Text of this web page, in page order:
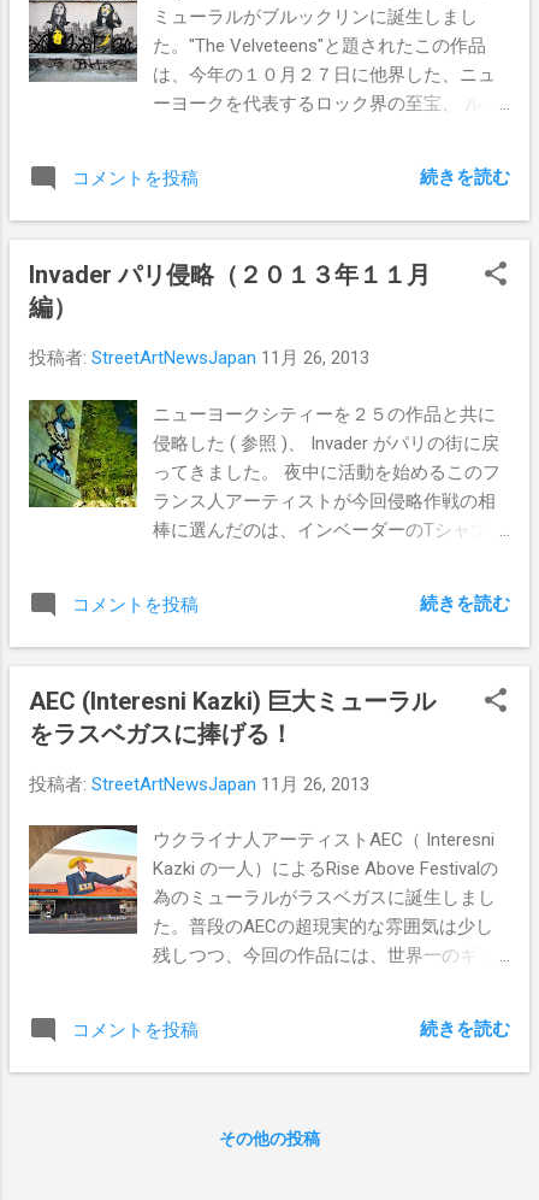
ミューラルがブルックリンに誕生しまし
た。"The Velveteens"と題されたこの作品
は、今年の１０月２７日に他界した、ニュ
ーヨークを代表するロック界の至宝、 ル
ます。
コメントを投稿 続きを読む
Invader パリ侵略（２０１３年１１月
編）
投稿者: StreetArtNewsJapan 11月 26, 2013
ニューヨークシティーを２５の作品と共に
侵略した ( 参照 )、 Invader がパリの街に戻
ってきました。 夜中に活動を始めるこのフ
ランス人アーティストが今回侵略作戦の相
棒に選んだのは、インベーダーのTシャツを
コメントを投稿 続きを読む
AEC (Interesni Kazki) 巨大ミューラル
をラスベガスに捧げる！
投稿者: StreetArtNewsJapan 11月 26, 2013
ウクライナ人アーティストAEC（ Interesni
Kazki の一人）によるRise Above Festivalの
為のミューラルがラスベガスに誕生しまし
た。普段のAECの超現実的な雰囲気は少し
残しつつ、今回の作品には、世界一のギャ
なっています。今作は、ラスベガスの520
Fremont Streetに描かれているので、ラスベ
頂きたい。
コメントを投稿 続きを読む
その他の投稿